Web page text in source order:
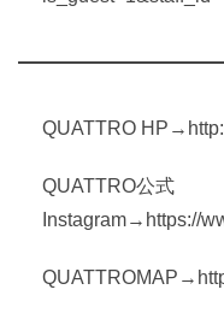
QUATTRO HP→
QUATTRO公式
Instagram→ https://
QUATTROMAP→